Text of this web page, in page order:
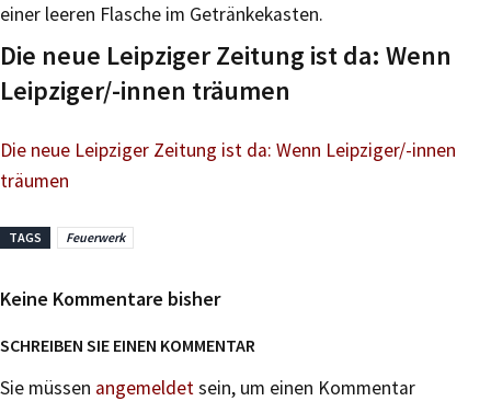
einer leeren Flasche im Getränkekasten.
Die neue Leipziger Zeitung ist da: Wenn
Leipziger/-innen träumen
Die neue Leipziger Zeitung ist da: Wenn Leipziger/-innen
träumen
TAGS Feuerwerk
Keine Kommentare bisher
SCHREIBEN SIE EINEN KOMMENTAR
Sie müssen angemeldetsein, um einen Kommentar